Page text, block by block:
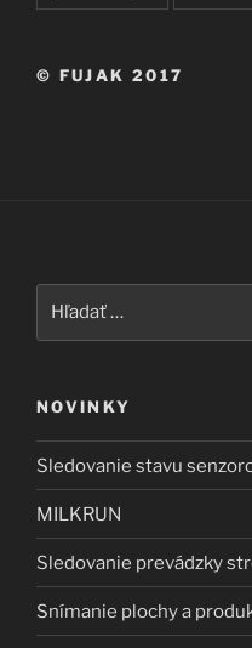
© FUJAK 2017
NOVINKY
Sledovanie stavu
MILKRUN
Sledovanie prevádzky
Snímanie plochy a